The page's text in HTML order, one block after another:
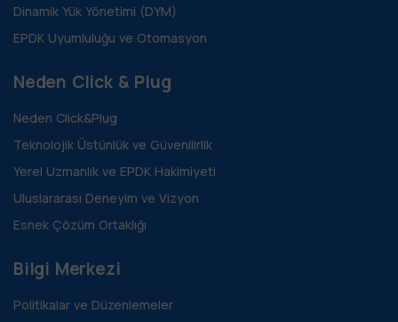
Dinamik Yük Yönetimi (DYM)
EPDK Uyumluluğu ve Otomasyon
Neden Click & Plug
Neden Click&Plug
Teknolojik Üstünlük ve Güvenilirlik
Yerel Uzmanlık ve EPDK Hakimiyeti
Uluslararası Deneyim ve Vizyon
Esnek Çözüm Ortaklığı
Bilgi Merkezi
Politikalar ve Düzenlemeler